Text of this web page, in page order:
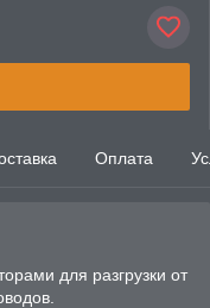
Оплата
для разгрузки от